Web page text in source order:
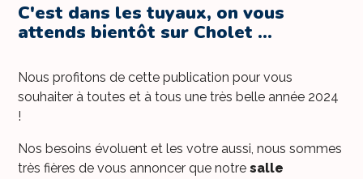
C'est dans les tuyaux, on vous
attends bientôt sur Cholet ...
Nous profitons de cette publication pour vous
souhaiter à toutes et à tous une très belle année 2024
!
Nos besoins évoluent et les votre aussi, nous sommes
très fières de vous annoncer que notresalle